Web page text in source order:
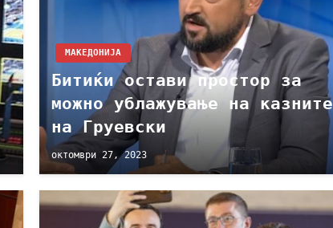
МАКЕДОНИЈА
Битиќи остави простор за
можно ублажување на казните
на Груевски
октомври 27, 2023